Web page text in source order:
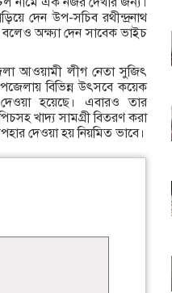
দেন উপ-সচিব রথীন্দ্রনাথ
অক্ষ্যা দেন সাবেক ভাইচ
আওয়ামী লীগ নেতা সুজিৎ
বিভিন্ন উৎসবে কয়েক
হয়েছে। এবারও তার
খাদ্য সামগ্রী বিতরণ করা
দেওয়া হয় নিয়মিত ভাবে।